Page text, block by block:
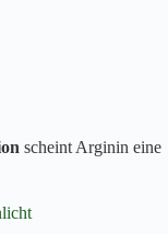
scheint Arginin eine